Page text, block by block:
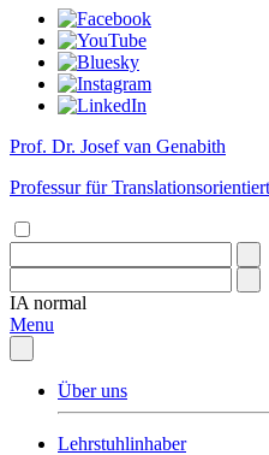
Prof. Dr. Josef van Genabith
Professur für
IA normal
Menu
Über uns
Lehrstuhlinhaber